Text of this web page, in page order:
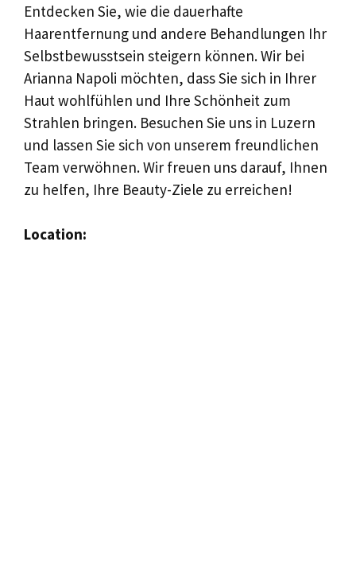
Entdecken Sie, wie die dauerhafte
Haarentfernung und andere Behandlungen Ihr
Selbstbewusstsein steigern können. Wir bei
Arianna Napoli möchten, dass Sie sich in Ihrer
Haut wohlfühlen und Ihre Schönheit zum
Strahlen bringen. Besuchen Sie uns in Luzern
und lassen Sie sich von unserem freundlichen
Team verwöhnen. Wir freuen uns darauf, Ihnen
zu helfen, Ihre Beauty-Ziele zu erreichen!
Location: